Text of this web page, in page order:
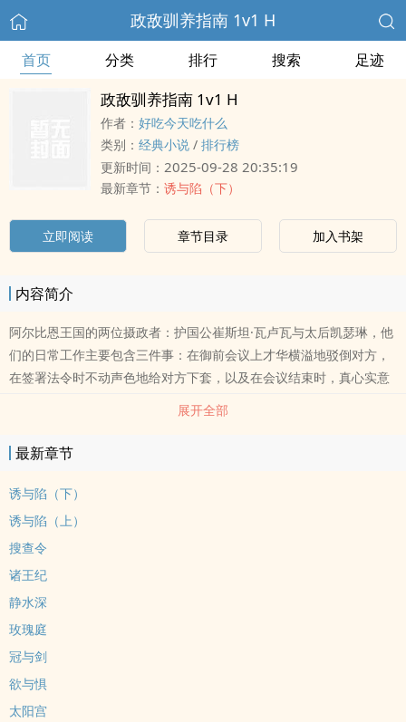
政敌驯养指南 1v1 H
首页 分类 排行 搜索 足迹
政敌驯养指南 1v1 H
作者： 好吃今天吃什么
类别： 经典小说 / 排行榜
更新时间： 2025-09-28 20:35:19
最新章节： 诱与陷（下）
立即阅读 章节目录 加入书架
内容简介
阿尔比恩王国的两位摄政者：护国公崔斯坦·瓦卢瓦与太后凯瑟琳，他
们的日常工作主要包含三件事：在御前会议上才华横溢地驳倒对方，
在签署法令时不动声色地给对方下套，以及在会议结束时，真心实意
地祝愿对方今晚就被一道闪电劈死。但这桩祝愿，通常在午夜之前就
会被谨慎地放弃。毕竟，当崔斯坦以负距离嵌在凯瑟琳体内时，那道
天谴恐怕很难精准地只劈中一个。所以，是的，祝愿政敌被雷劈死是
敌，人后猛do凯瑟琳x崔斯坦日更，百珠加更所有作品都是男
洁！！！！
展开全部
最新章节
诱与陷（下）
诱与陷（上）
搜查令
诸王纪
静水深
玫瑰庭
冠与剑
欲与惧
太阳宫